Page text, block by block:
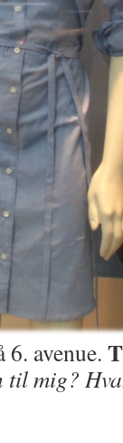
avenue.
til mig?